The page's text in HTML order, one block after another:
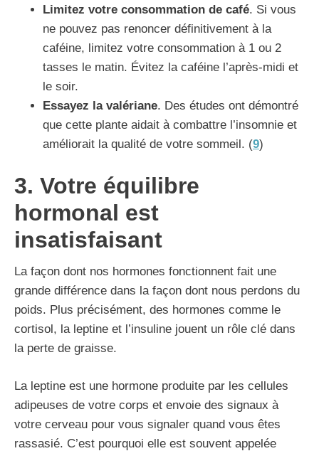
Limitez votre consommation de café. Si vous
ne pouvez pas renoncer définitivement à la
caféine, limitez votre consommation à 1 ou 2
tasses le matin. Évitez la caféine l’après-midi et
le soir.
Essayez la valériane. Des études ont démontré
que cette plante aidait à combattre l’insomnie et
améliorait la qualité de votre sommeil. (9)
3. Votre équilibre
hormonal est
insatisfaisant
La façon dont nos hormones fonctionnent fait une
grande différence dans la façon dont nous perdons du
poids. Plus précisément, des hormones comme le
cortisol, la leptine et l’insuline jouent un rôle clé dans
la perte de graisse.
La leptine est une hormone produite par les cellules
adipeuses de votre corps et envoie des signaux à
votre cerveau pour vous signaler quand vous êtes
rassasié. C’est pourquoi elle est souvent appelée